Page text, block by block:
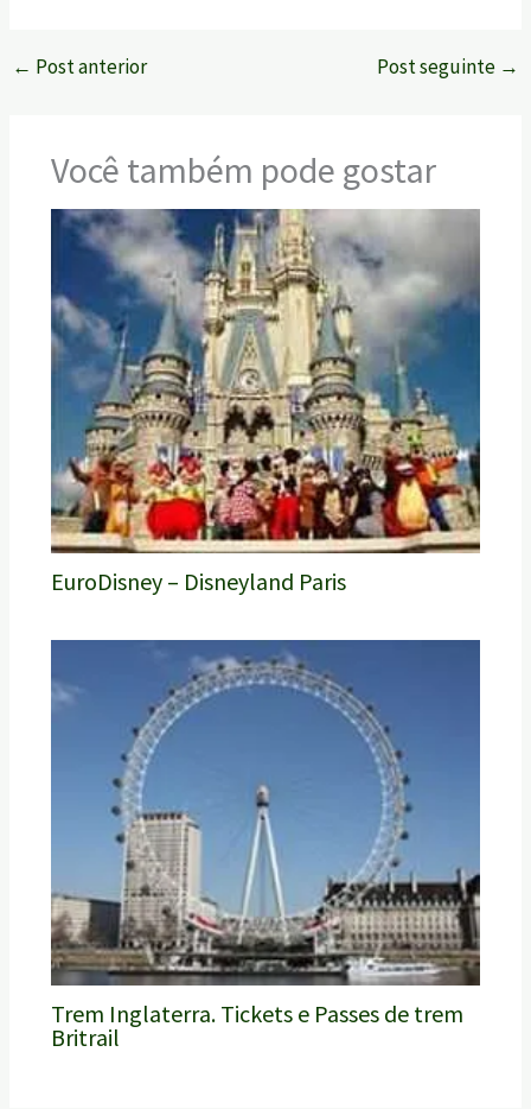
← Post anterior Post seguinte →
Você também pode gostar
EuroDisney – Disneyland Paris
Trem Inglaterra. Tickets e Passes de trem
Britrail